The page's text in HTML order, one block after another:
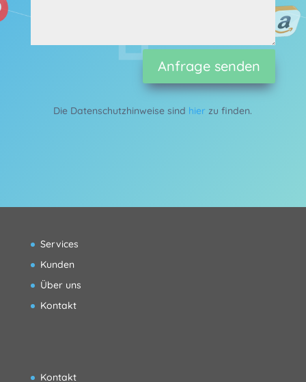
Anfrage senden
Die Datenschutzhinweise sind hier zu finden.
Services
Kunden
Über uns
Kontakt
Kontakt